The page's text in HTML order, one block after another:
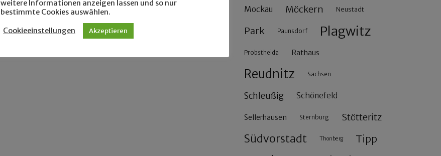
Mockau Möckern Neustadt
Park Paunsdorf Plagwitz
Probstheida Rathaus
Reudnitz Sachsen
Schleußig Schönefeld
Sellerhausen Sternburg Stötteritz
Südvorstadt Thonberg Tipp
weitere Informationen anzeigen lassen und so nur
bestimmte Cookies auswählen.
Cookieeinstellungen Akzeptieren